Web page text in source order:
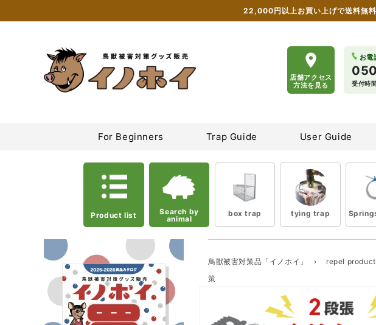
content
22,000円以上お買い上げで送料無料
店舗アクセス
方法を見る
お電
受付時
For Beginners Trap Guide User Guide
Product list
Search by
animal
box trap tying trap
鳥獣被害対策品「イノホイ」 › repel product
策
information